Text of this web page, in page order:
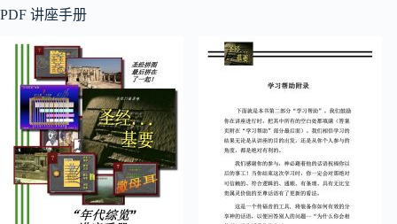
PDF 讲座手册